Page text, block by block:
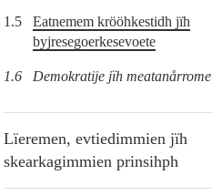
1.5
Eatnemem krööhkestidh jïh
byjresegoerkesevoete
1.6 Demokratije jïh meatanårrome
Lïeremen, evtiedimmien jïh
skearkagimmien prinsihph